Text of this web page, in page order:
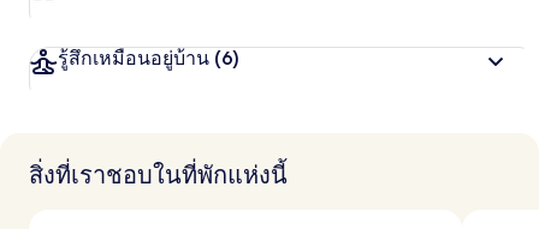
รู้สึกเหมือนอยู่บ้าน (6)
สิ่งที่เราชอบในที่พักแห่งนี้